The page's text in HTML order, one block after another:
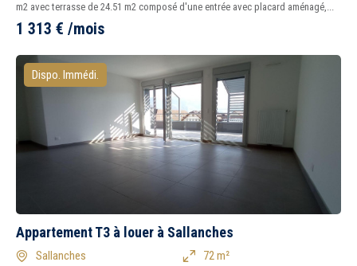
m2 avec terrasse de 24.51 m2 composé d'une entrée avec placard aménagé,...
1 313 € /mois
Dispo. Immédi.
Appartement T3 à louer à Sallanches
Sallanches 72 m²